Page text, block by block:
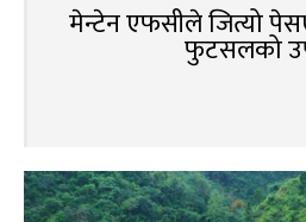
मेन्टेन एफसीले जित्यो
फुटसलको